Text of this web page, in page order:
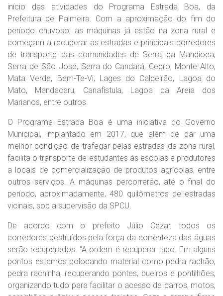
início das atividades do Programa Estrada Boa, da
Prefeitura de Palmeira. Com a aproximação do fim do
período chuvoso, as máquinas já estão na zona rural e
começam a recuperar as estradas e principais corredores
de transporte das comunidades de Serra da Mandioca,
Serra de São José, Serra do Candará, Cedro, Monte Alto,
Mata Verde, Bem-Te-Vi, Lages do Caldeirão, Lagoa do
Mato, Mandacaru, Canafístula, Lagoa da Areia dos
Marianos, entre outros.
O Programa Estrada Boa é uma iniciativa do Governo
Municipal, implantado em 2017, que além de dar uma
melhor condição de trafegar pelas estradas da zona rural,
facilita o transporte de estudantes às escolas e produtores
a locais de comercialização de produtos agrícolas, entre
outros serviços. A máquinas percorrerão, até o final do
período, aproximadamente, 480 quilômetros de estradas
vicinais, sob a supervisão da SPCU.
De acordo com o prefeito Júlio Cezar, todos os
corredores destruídos pela força da correnteza das águas
serão recuperados. “A ordem é recuperar tudo. Em alguns
pontos estamos colocando material como pedra rachão,
pedra rachinha, recuperando pontes, bueiros e pontilhões,
organizando tudo para facilitar o acesso de carros, motos,